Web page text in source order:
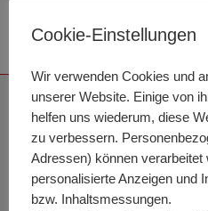
Kontakt
A.V.G. BILDUNG
Düsteres Tor 11
06449 Aschersleben
Cookie-Einstellungen
Wir verwenden Cookies und
unserer Website. Einige von
helfen uns wiederum, diese
zu verbessern.
Adressen) können
personalisierte Anzeigen und
bzw. Inhaltsmessungen.